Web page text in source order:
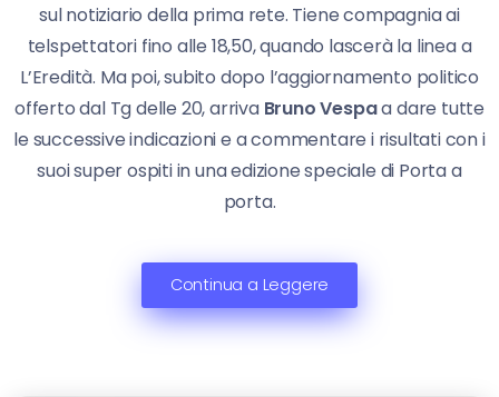
sul notiziario della prima rete. Tiene compagnia ai
telspettatori fino alle 18,50, quando lascerà la linea a
L’Eredità. Ma poi, subito dopo l’aggiornamento politico
offerto dal Tg delle 20, arrivaBruno Vespaa dare tutte
le successive indicazioni e a commentare i risultati con i
suoi super ospiti in una edizione speciale di Porta a
porta.
Continua a Leggere